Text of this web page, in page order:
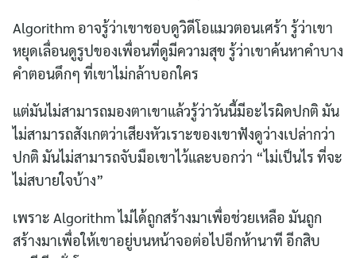
Algorithm อาจรู้ว่าเขาชอบดูวิดีโอแมวตอนเศร้า รู้ว่าเขา
หยุดเลื่อนดูรูปของเพื่อนที่ดูมีความสุข รู้ว่าเขาค้นหาคำบาง
คำตอนดึกๆ ที่เขาไม่กล้าบอกใคร
แต่มันไม่สามารถมองตาเขาแล้วรู้ว่าวันนี้มีอะไรผิดปกติ มัน
ไม่สามารถสังเกตว่าเสียงหัวเราะของเขาฟังดูว่างเปล่ากว่า
ปกติ มันไม่สามารถจับมือเขาไว้และบอกว่า “ไม่เป็นไร ที่จะ
ไม่สบายใจบ้าง”
เพราะ Algorithm ไม่ได้ถูกสร้างมาเพื่อช่วยเหลือ มันถูก
สร้างมาเพื่อให้เขาอยู่บนหน้าจอต่อไปอีกห้านาที อีกสิบ